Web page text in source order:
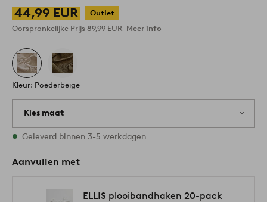
44,99 EUR
Outlet
Oorspronkelijke Prijs 89,99 EUR Meer info
Kleur: Poederbeige
Kies maat
1 maten op voorraad
Geleverd binnen 3-5 werkdagen
Aanvullen met
ELLIS plooibandhaken 20-pack